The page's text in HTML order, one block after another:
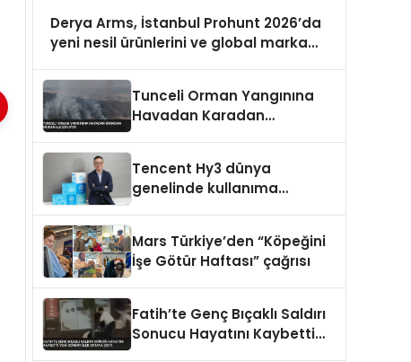
Derya Arms, İstanbul Prohunt 2026’da
yeni nesil ürünlerini ve global marka
Tunceli Orman Yangınına
Havadan Karadan
Tencent Hy3 dünya
genelinde kullanıma
Mars Türkiye’den “Köpeğini
İşe Götür Haftası” çağrısı
Fatih’te Genç Bıçaklı Saldırı
Sonucu Hayatını Kaybetti